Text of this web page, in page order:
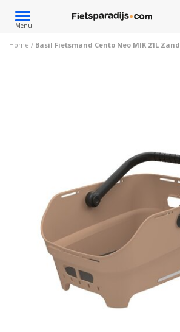
Toggle
navigation
Menu
Home / Basil Fietsmand Cento Neo MIK 21L Zand